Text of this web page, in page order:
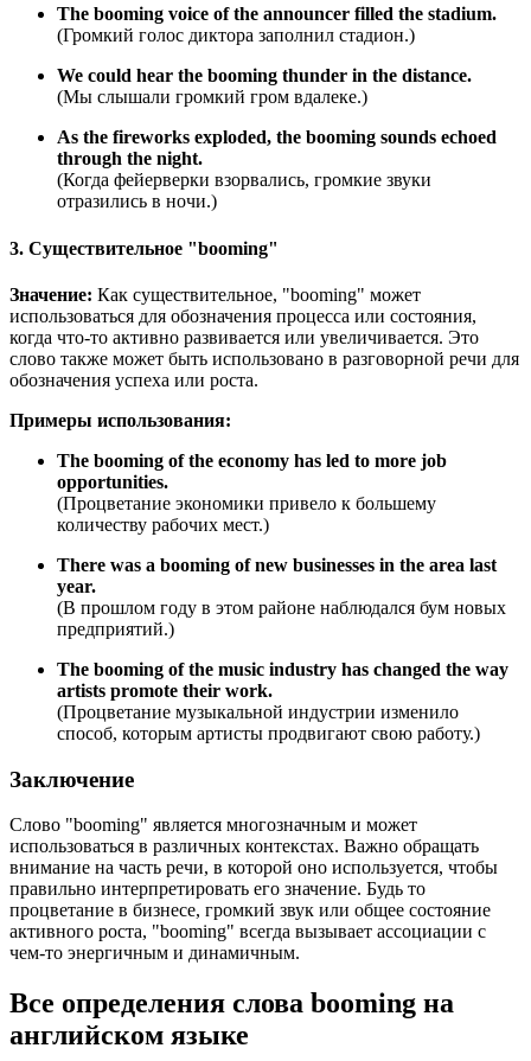
The booming voice of the announcer filled the stadium.
(Громкий голос диктора заполнил стадион.)
We could hear the booming thunder in the distance.
(Мы слышали громкий гром вдалеке.)
As the fireworks exploded, the booming sounds echoed
through the night.
(Когда фейерверки взорвались, громкие звуки
отразились в ночи.)
3. Существительное "booming"
Значение: Как существительное, "booming" может
использоваться для обозначения процесса или состояния,
когда что-то активно развивается или увеличивается. Это
слово также может быть использовано в разговорной речи для
обозначения успеха или роста.
Примеры использования:
The booming of the economy has led to more job
opportunities.
(Процветание экономики привело к большему
количеству рабочих мест.)
There was a booming of new businesses in the area last
year.
(В прошлом году в этом районе наблюдался бум новых
предприятий.)
The booming of the music industry has changed the way
artists promote their work.
(Процветание музыкальной индустрии изменило
способ, которым артисты продвигают свою работу.)
Заключение
Слово "booming" является многозначным и может
использоваться в различных контекстах. Важно обращать
внимание на часть речи, в которой оно используется, чтобы
правильно интерпретировать его значение. Будь то
процветание в бизнесе, громкий звук или общее состояние
активного роста, "booming" всегда вызывает ассоциации с
чем-то энергичным и динамичным.
Все определения слова booming на
английском языке